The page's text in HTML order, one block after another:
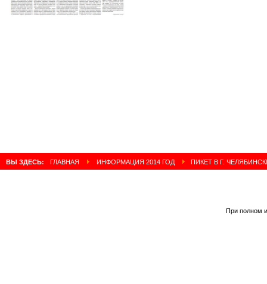
ВЫ ЗДЕСЬ: ГЛАВНАЯ ИНФОРМАЦИЯ 2014 ГОД ПИКЕТ В Г.
При полном